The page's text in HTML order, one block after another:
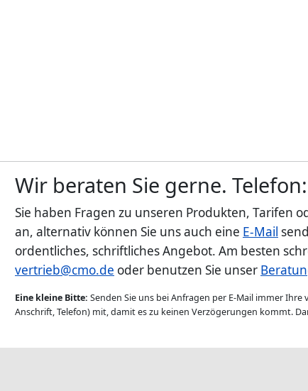
Wir beraten Sie gerne. Telefon:
Sie haben Fragen zu unseren Produkten, Tarifen
an, alternativ können Sie uns auch eine E-Mail
ordentliches, schriftliches Angebot. Am besten
vertrieb@cmo.de oder benutzen Sie unser
Eine kleine Bitte: Senden Sie uns bei Anfragen per E-Mail immer
Anschrift, Telefon) mit, damit es zu keinen Verzögerungen kommt.